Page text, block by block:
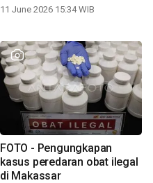
11 June 2026 15:34 WIB
FOTO - Pengungkapan
kasus peredaran obat ilegal
di Makassar